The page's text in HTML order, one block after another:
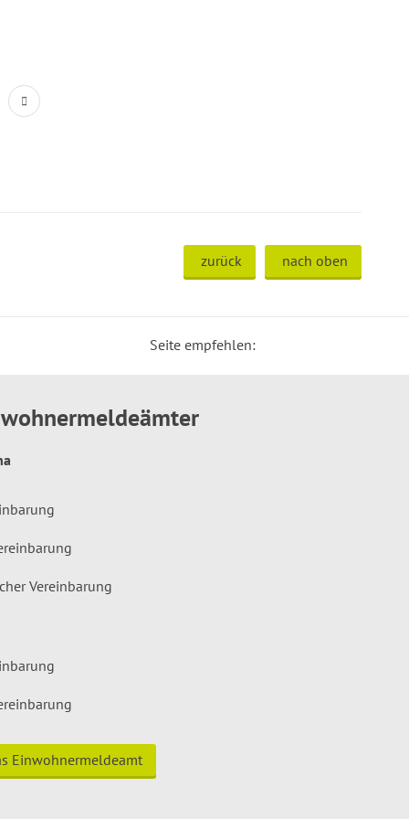
zurück nach oben
Seite empfehlen:
Vereinbarung
Einwohnermeldeamt